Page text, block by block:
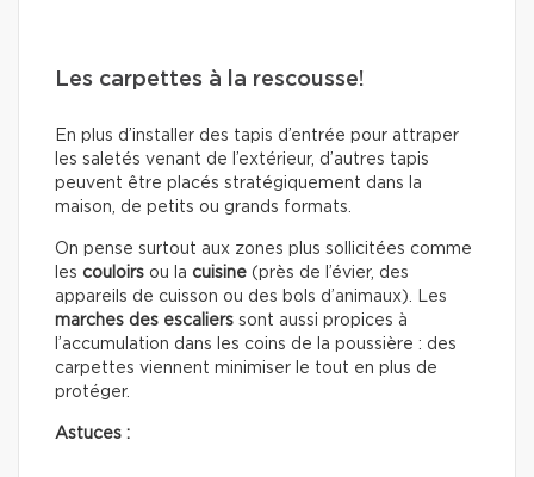
Les carpettes à la rescousse!
En plus d’installer des tapis d’entrée pour attraper
les saletés venant de l’extérieur, d’autres tapis
peuvent être placés stratégiquement dans la
maison, de petits ou grands formats.
On pense surtout aux zones plus sollicitées comme
les couloirs ou la cuisine (près de l’évier, des
appareils de cuisson ou des bols d’animaux). Les
marches des escaliers sont aussi propices à
l’accumulation dans les coins de la poussière : des
carpettes viennent minimiser le tout en plus de
protéger.
Astuces :